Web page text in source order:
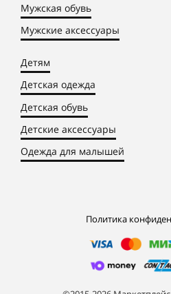
Мужская обувь
Мужские аксессуары
Детям
Детская одежда
Детская обувь
Детские аксессуары
Одежда для малышей
Политика